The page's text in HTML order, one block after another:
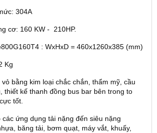
304A
cơ: 160 KW - 210HP.
: WxHxD = 460x1260x385 (mm)
Kg
bằng kim loại chắc chắn, thẩm mỹ, cầu
thiết kế thanh đồng bus bar bên trong to
tốt.
các ứng dụng tải nặng đến siêu nặng
băng tải, bơm quạt, máy vắt, khuấy,